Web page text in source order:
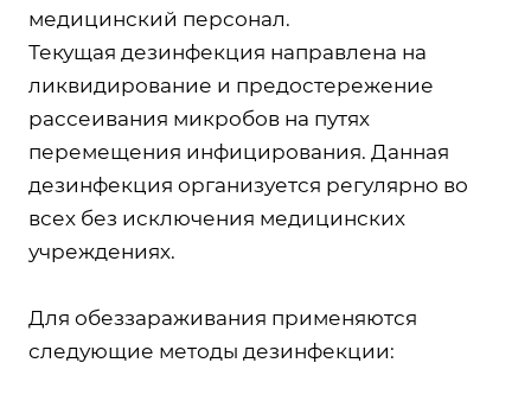
медицинский персонал.
Текущая дезинфекция направлена на
ликвидирование и предостережение
рассеивания микробов на путях
перемещения инфицирования. Данная
дезинфекция организуется регулярно во
всех без исключения медицинских
учреждениях.
Для обеззараживания применяются
следующие методы дезинфекции: